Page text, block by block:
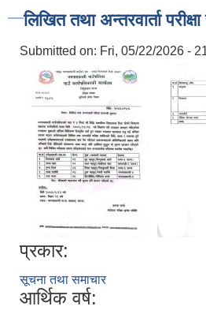
लिखित तथा अन्तरवार्ता
Submitted on: Fri, 05/22/2026 -
प्रकार:
सूचना तथा समाचार
आर्थिक वर्ष: